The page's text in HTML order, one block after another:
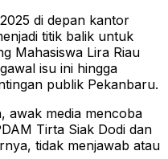
di depan kantor
titik balik untuk
Mahasiswa Lira Riau
isu ini hingga
publik Pekanbaru.
awak media mencoba
Tirta Siak Dodi dan
tidak menjawab atau